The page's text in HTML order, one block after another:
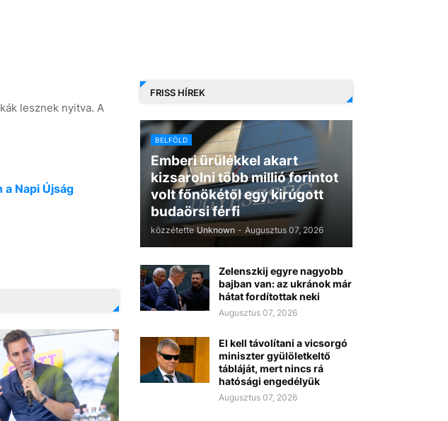
lesznek nyitva. A
Napi Újság
FRISS HÍREK
BELFÖLD
Emberi ürülékkel akart
kizsarolni több millió forintot
volt főnökétől egy kirúgott
budaörsi férfi
közzétette Unknown - Augusztus 07, 2026
Zelenszkij egyre nagyobb
bajban van: az ukránok már
hátat fordítottak neki
Augusztus 07, 2026
El kell távolítani a vicsorgó
miniszter gyülöletkeltő
tábláját, mert nincs rá
hatósági engedélyük
Augusztus 07, 2026